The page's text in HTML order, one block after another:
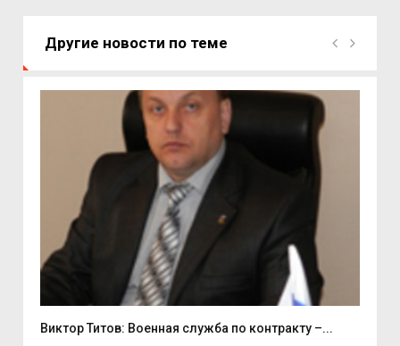
Другие новости по теме
Виктор Титов: Военная служба по контракту –...